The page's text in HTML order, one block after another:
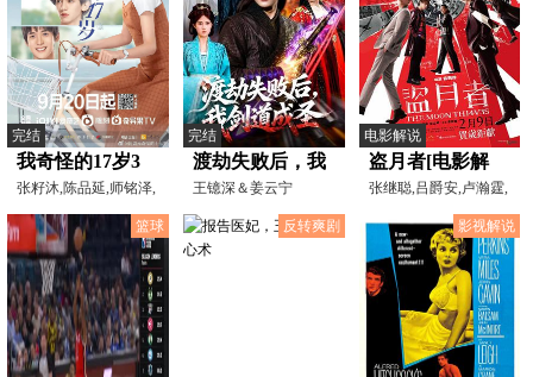
完结
我奇怪的17岁3
张籽沐,陈品延,师铭泽,
汪佳辉,时安,宋元,王
完结
渡劫失败后，我
剑道成圣
王镱深＆姜云宁
电影解说
盗月者[电影解
说]
张继聪,吕爵安,卢瀚霆,
白只,姜涛,袁富华,郭
篮球
反转爽剧 影视解说